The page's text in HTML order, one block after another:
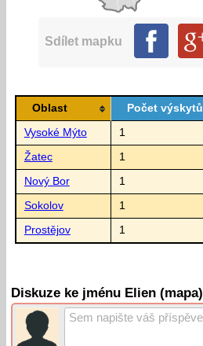
Sdílet mapku
Oblast Počet výskytů
Vysoké Mýto 1
Žatec 1
Nový Bor 1
Sokolov 1
Prostějov 1
Diskuze ke jménu Elien (mapa)